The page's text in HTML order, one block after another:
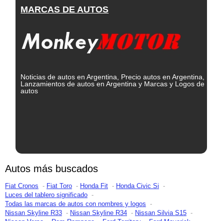
MARCAS DE AUTOS
Noticias de autos en Argentina, Precio autos en Argentina,
Lanzamientos de autos en Argentina y Marcas y Logos de
autos
Autos más buscados
Fiat Cronos Fiat Toro Honda Fit
Honda Civic Si
Luces del tablero significado
Todas las marcas de autos con nombres y logos
Nissan Skyline R33
Nissan Skyline R34
Nissan Silvia S15